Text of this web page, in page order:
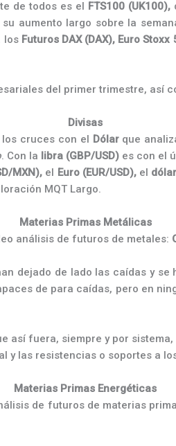
de todos es el FTS100 (UK100),
aumento largo sobre la
los Futuros DAX (DAX), Euro
del primer trimestre, así
Divisas
cruces con el Dólarque
. Con la libra (GBP/USD) es con el
MXN), el Euro (EUR/USD),el
MQT Largo.
Materias Primas Metálicas
análisis de futuros de metales:
dejado de lado las caídas y
de para caídas, pero en
así fuera, siempre y por
las resistencias o soportes a
Materias Primas Energéticas
de futuros de materias